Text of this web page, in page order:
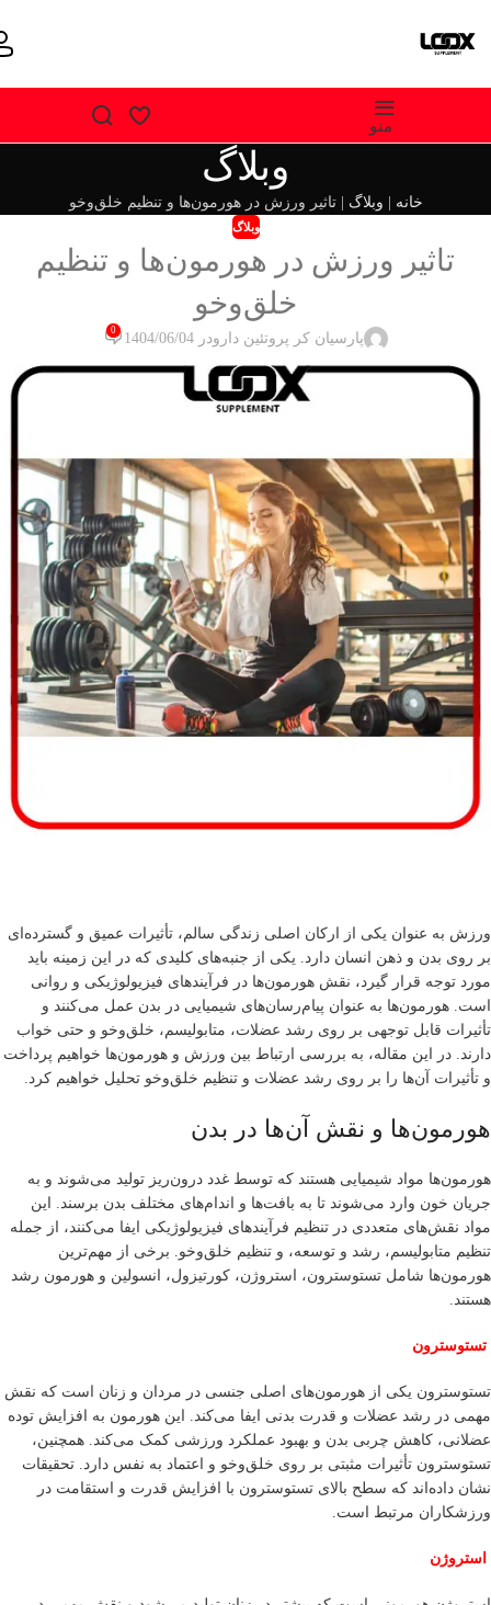
منو
وبلاگ
خانه وبلاگ |تاثیر ورزش در هورمون‌ها و تنظیم خلق‌وخو
وبلاگ
تاثیر ورزش در هورمون‌ها و تنظیم
خلق‌وخو
پارسیان کر پروتئین دارودر 1404/06/04 0
ورزش به عنوان یکی از ارکان اصلی زندگی سالم، تأثیرات عمیق و گسترده‌ای
بر روی بدن و ذهن انسان دارد. یکی از جنبه‌های کلیدی که در این زمینه باید
مورد توجه قرار گیرد، نقش هورمون‌ها در فرآیندهای فیزیولوژیکی و روانی
است. هورمون‌ها به عنوان پیام‌رسان‌های شیمیایی در بدن عمل می‌کنند و
تأثیرات قابل توجهی بر روی رشد عضلات، متابولیسم، خلق‌وخو و حتی خواب
دارند. در این مقاله، به بررسی ارتباط بین ورزش و هورمون‌ها خواهیم پرداخت
و تأثیرات آن‌ها را بر روی رشد عضلات و تنظیم خلق‌وخو تحلیل خواهیم کرد.
هورمون‌ها و نقش آن‌ها در بدن
هورمون‌ها مواد شیمیایی هستند که توسط غدد درون‌ریز تولید می‌شوند و به
جریان خون وارد می‌شوند تا به بافت‌ها و اندام‌های مختلف بدن برسند. این
مواد نقش‌های متعددی در تنظیم فرآیندهای فیزیولوژیکی ایفا می‌کنند، از جمله
تنظیم متابولیسم، رشد و توسعه، و تنظیم خلق‌وخو. برخی از مهم‌ترین
هورمون‌ها شامل تستوسترون، استروژن، کورتیزول، انسولین و هورمون رشد
هستند.
تستوسترون
تستوسترون یکی از هورمون‌های اصلی جنسی در مردان و زنان است که نقش
مهمی در رشد عضلات و قدرت بدنی ایفا می‌کند. این هورمون به افزایش توده
عضلانی، کاهش چربی بدن و بهبود عملکرد ورزشی کمک می‌کند. همچنین،
تستوسترون تأثیرات مثبتی بر روی خلق‌وخو و اعتماد به نفس دارد. تحقیقات
نشان داده‌اند که سطح بالای تستوسترون با افزایش قدرت و استقامت در
ورزشکاران مرتبط است.
استروژن